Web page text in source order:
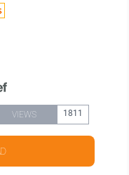
VIEWS 1811